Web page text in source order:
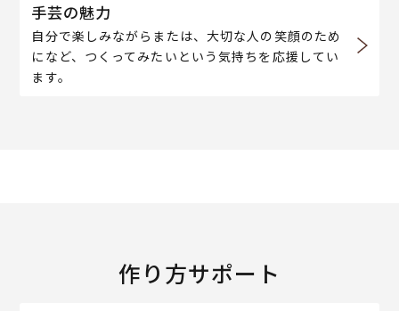
手芸の魅力
自分で楽しみながらまたは、大切な人の笑顔のため
になど、つくってみたいという気持ちを応援してい
ます。
作り方サポート